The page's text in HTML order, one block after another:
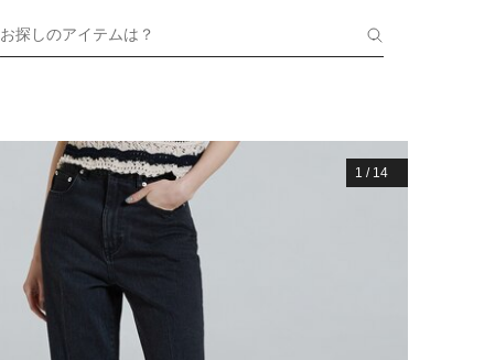
お探しのアイテムは？
1 / 14